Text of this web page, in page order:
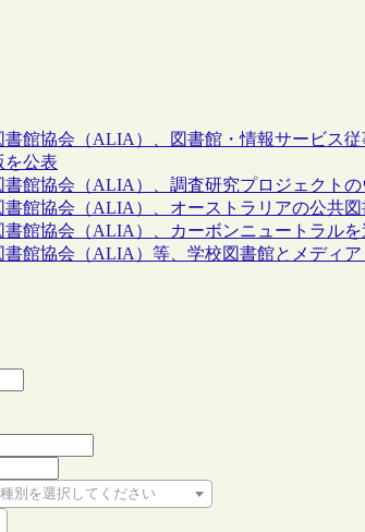
書館協会（ALIA）、図書館・情報サービス
を公表
書館協会（ALIA）、調査研究プロジェクト
館協会（ALIA）、オーストラリアの公共
書館協会（ALIA）、カーボンニュートラル
書館協会（ALIA）等、学校図書館とメディ
別を選択してください
てください